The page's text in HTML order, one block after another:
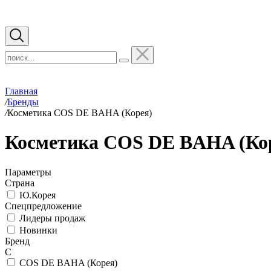
Главная
/Бренды
/Косметика COS DE BAHA (Корея)
Косметика COS DE BAHA
Параметры
Страна
Ю.Корея
Спецпредложение
Лидеры продаж
Новинки
Бренд
C
COS DE BAHA (Корея)